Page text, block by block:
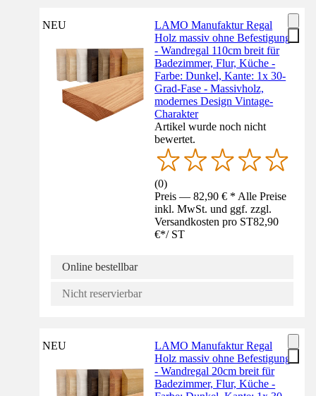
NEU
LAMO Manufaktur Regal
Holz massiv ohne Befestigung
- Wandregal 110cm breit für
Badezimmer, Flur, Küche -
Farbe: Dunkel, Kante: 1x 30-
Grad-Fase - Massivholz,
modernes Design Vintage-
Charakter
Artikel wurde noch nicht
bewertet.
(0)
Preis — 82,90 € * Alle Preise
inkl. MwSt. und ggf. zzgl.
Versandkosten pro ST82,90
€*/ ST
Online bestellbar
Nicht reservierbar
NEU
LAMO Manufaktur Regal
Holz massiv ohne Befestigung
- Wandregal 20cm breit für
Badezimmer, Flur, Küche -